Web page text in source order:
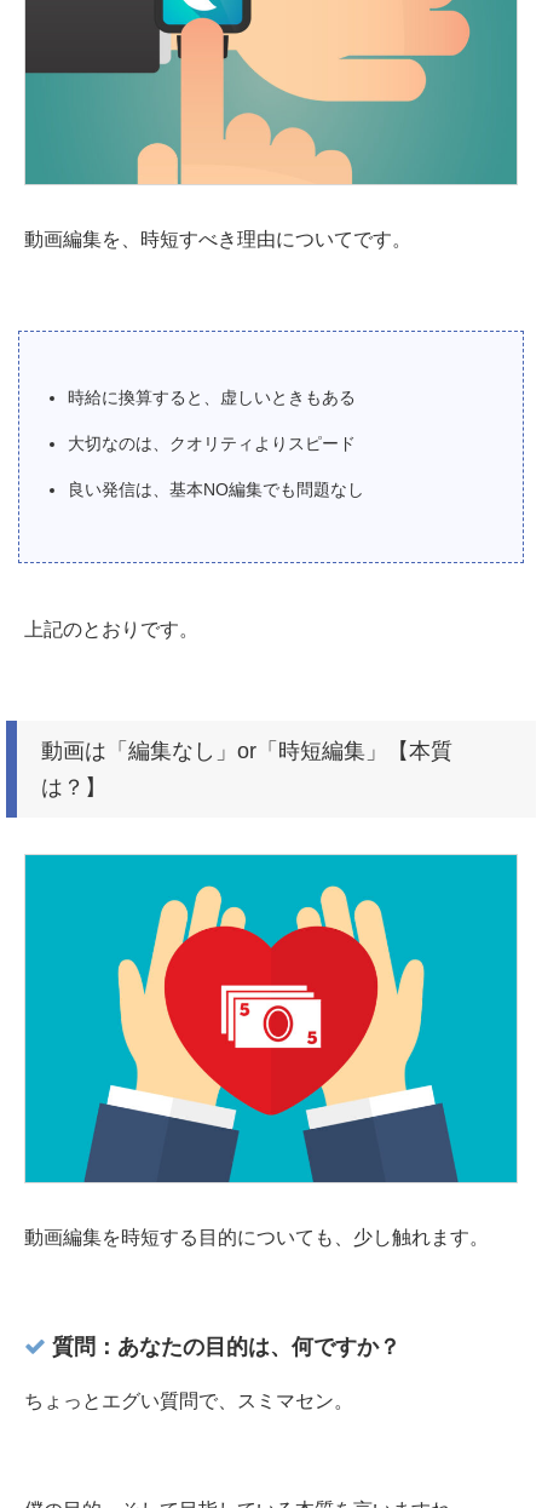
動画編集を、時短すべき理由についてです。
時給に換算すると、虚しいときもある
大切なのは、クオリティよりスピード
良い発信は、基本NO編集でも問題なし
上記のとおりです。
動画は「編集なし」or「時短編集」【本質
は？】
動画編集を時短する目的についても、少し触れます。
質問：あなたの目的は、何ですか？
ちょっとエグい質問で、スミマセン。